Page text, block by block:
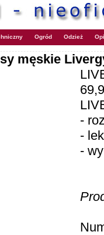
Ogród Odzież
męskie
-
-
-